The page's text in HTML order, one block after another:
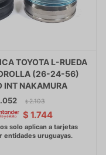
TOYOTA L-RUEDA
(26-24-56)
INT NAKAMURA
$ 2.103
$ 1.744